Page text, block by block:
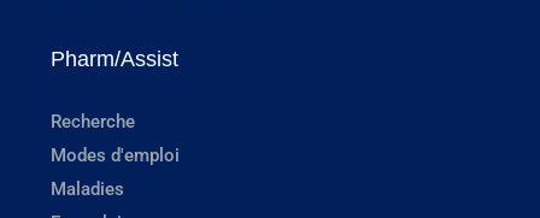
Pharm/Assist
Recherche
Modes d'emploi
Maladies